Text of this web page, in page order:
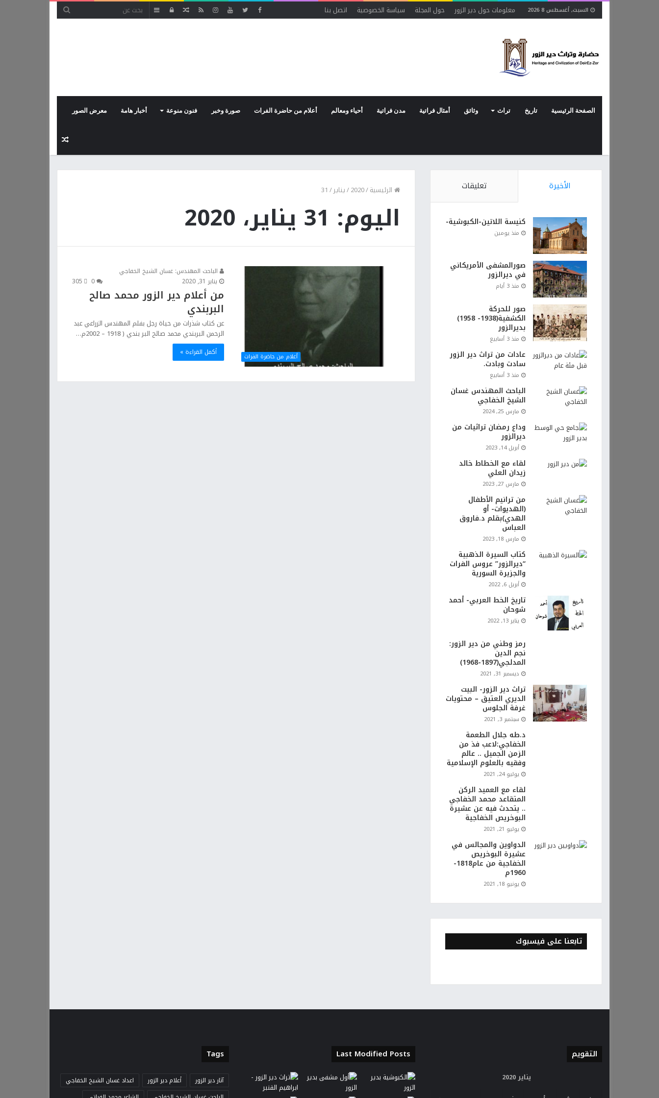
السبت, أغسطس 8 2026 معلومات حول دير الزور حول المجلة سياسة الخصوصية اتصل بنا
إضافةتسجيل مقال
الصفحة الرئيسية تاريخ تراث وثائق أمثال فراتية مدن فراتية أحياء ومعالم أعلام من حاضرة الفرات صورة وخبر فنون منوعة أخبار هامة معرض الصور
مقال
عشوائي
الرئيسية/
2020
/يناير/
31
اليوم: 31 يناير، 2020
أعلام من حاضرة الفرات
الباحث المهندس: غسان الشيخ الخفاجي
يناير 31, 2020
0
305
من أعلام دير الزور محمد صالح
البربندي
عن كتاب شذرات من حياة رجل بفلم المهندس الزراعي عبد
الرحمن البربندي محمد صالح البر بندي ( 1918 – 2002م…
أكمل القراءة »
الأخيرة تعليقات
كنيسة اللاتين-الكبوشية-
منذ يومين
صورالمشفى الأمريكاني
في ديرالزور
منذ 3 أيام
صور للحركة
الكشفية(1938- 1958)
بديرالزور
منذ 3 أسابيع
عادات من تراث دير الزور
سادت وبادت.
منذ 3 أسابيع
الباحث المهندس غسان
الشيخ الخفاجي
مارس 25, 2024
وداع رمضان تراثيات من
ديرالزور
أبريل 14, 2023
لقاء مع الخطاط خالد
زيدان العلي
مارس 27, 2023
من ترانيم الأطفال
(الهديوات- أو
الهدي)بقلم د.فاروق
العباس
مارس 18, 2023
كتاب السيرة الذهبية
“ديرالزور” عروس الفرات
والجزيرة السورية
أبريل 6, 2022
تاريخ الخط العربي- أحمد
شوحان
يناير 13, 2022
رمز وطني من دير الزور:
نجم الدين
المدلجي(1897-1968)
ديسمبر 31, 2021
تراث دير الزور- البيت
الديري العتيق – محتويات
غرفة الجلوس
سبتمبر 3, 2021
د.طه جلال الطعمة
الخفاجي:لاعب فذ من
الزمن الجميل .. عالم
وفقيه بالعلوم الإسلامية
يوليو 24, 2021
لقاء مع العميد الركن
المتقاعد محمد الخفاجي
.. يتحدث فيه عن عشيرة
البوخريص الخفاجية
يوليو 21, 2021
الدواوين والمجالس في
عشيرة البوخريص
الخفاجية من عام1818-
1960م
يونيو 18, 2021
تابعنا على فيسبوك
التقويم
يناير 2020
Last Modified Posts
Tags
آثار دير الزور أعلام دير الزور
اعداد غسان الشيخ الخفاجي